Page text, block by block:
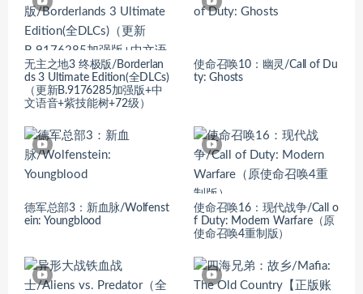
无主之地3 终极版/Borderlan
ds 3 Ultimate Edition(全DLCs)
（更新B.9176285加强版+中
文语音+紫技能树+72级）
使命召唤10：幽灵/Call of Du
ty: Ghosts
德军总部3：新血脉/Wolfenst
ein: Youngblood
使命召唤16：现代战争/Call o
f Duty: Modern Warfare（原
使命召唤4重制版）